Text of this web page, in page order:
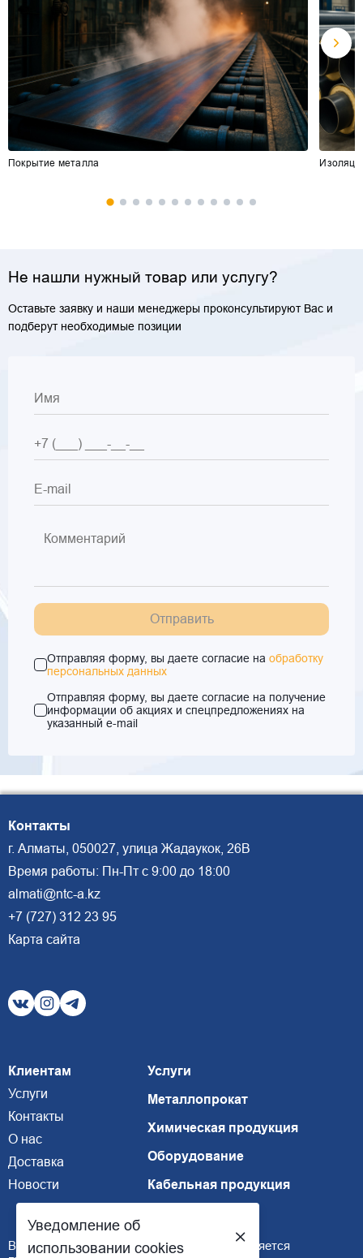
Покрытие металла
Не нашли нужный товар или услугу?
Оставьте заявку и наши менеджеры проконсультируют Вас и
подберут необходимые позиции
Отправить
Отправляя форму, вы даете согласие на обработку
персональных данных
Отправляя форму, вы даете согласие на получение
информации об акциях и спецпредложениях на
указанный e-mail
Контакты
г. Алматы, 050027, улица Жадаукок, 26В
Время работы: Пн-Пт с 9:00 до 18:00
almati@ntc-a.kz
+7 (727) 312 23 95
Карта сайта
Клиентам
Услуги
Контакты
О нас
Доставка
Новости
Услуги
Металлопрокат
Химическая продукция
Оборудование
Кабельная продукция
Внимание, размещенная информация не является
Уведомление об
использовании cookies